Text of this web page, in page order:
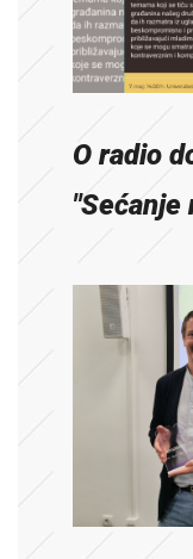
O radio
"Sećanje